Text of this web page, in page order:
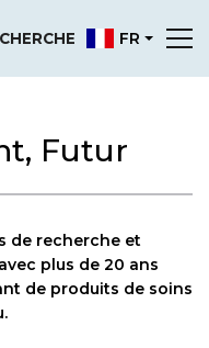
FR
Futur
de recherche et
plus de 20 ans
de produits de soins